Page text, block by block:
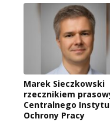
Marek Sieczkowski
rzecznikiem
Centralnego
Ochrony Pracy